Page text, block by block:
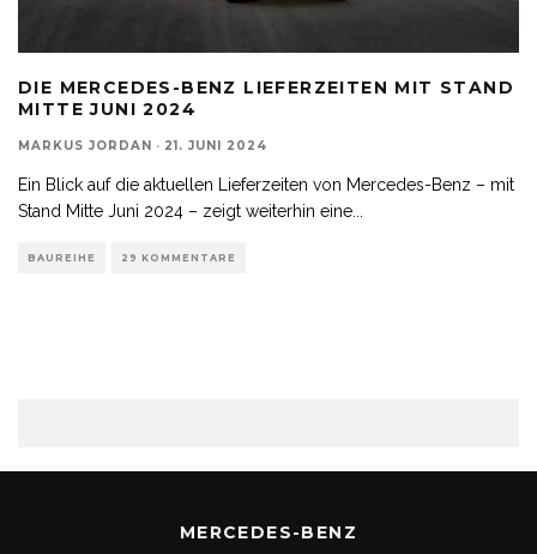
DIE MERCEDES-BENZ LIEFERZEITEN MIT STAND
MITTE JUNI 2024
MARKUS JORDAN · 21. JUNI 2024
Ein Blick auf die aktuellen Lieferzeiten von Mercedes-Benz – mit
Stand Mitte Juni 2024 – zeigt weiterhin eine
BAUREIHE 29 KOMMENTARE
MERCEDES-BENZ